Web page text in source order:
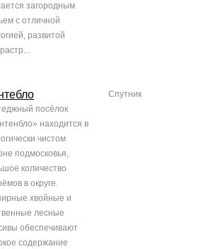
загородным
с отличной
развитой
посёлок
находится в
чистом
подмосковья,
количество
в округе.
хвойные и
лесные
обеспечивают
содержание
Спутник